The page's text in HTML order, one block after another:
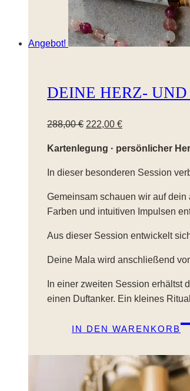
Angebot!
DEINE HERZ-
288,00€ Ursprünglicher
war:
288,00 €
222,00 €Aktueller
ist:
222,00 €.
Kartenlegung · persönlicher
In dieser besonderen Session
Gemeinsam schauen wir auf
Farben und intuitiven Impulsen
Aus dieser Session entwickelt
Deine Mala wird anschließend
In einer zweiten Session erhältst
einen Duftanker. Ein kleines
IN DEN WARENKORB